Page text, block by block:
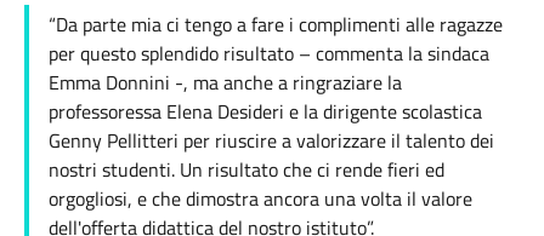
“Da parte mia ci tengo a fare i complimenti alle ragazze
per questo splendido risultato – commenta la sindaca
Emma Donnini -, ma anche a ringraziare la
professoressa Elena Desideri e la dirigente scolastica
Genny Pellitteri per riuscire a valorizzare il talento dei
nostri studenti. Un risultato che ci rende fieri ed
orgogliosi, e che dimostra ancora una volta il valore
dell'offerta didattica del nostro istituto”.